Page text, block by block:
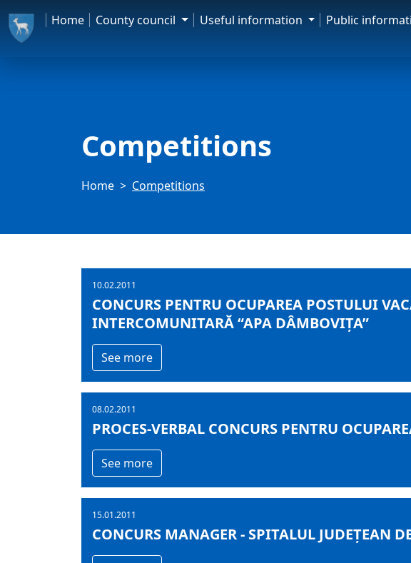
Home County council Useful information Public
Competitions
Home Competitions
10.02.2011
CONCURS PENTRU OCUPAREA POSTULUI
INTERCOMUNITARĂ “APA DÂMBOVIȚA”
See more
08.02.2011
PROCES-VERBAL CONCURS PENTRU
See more
15.01.2011
CONCURS MANAGER - SPITALUL JUDEȚEAN